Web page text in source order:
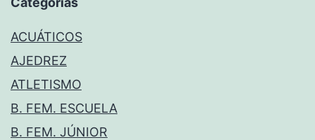
ACUÁTICOS
AJEDREZ
ATLETISMO
B. FEM. ESCUELA
B. FEM. JÚNIOR